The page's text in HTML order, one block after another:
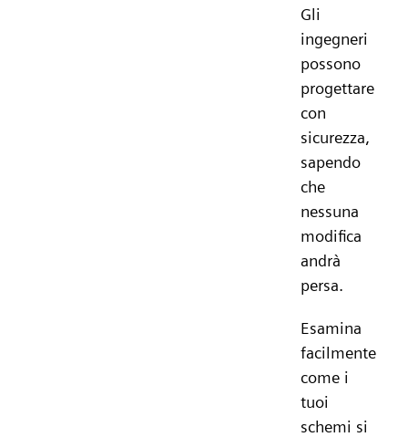
Gli
ingegneri
possono
progettare
con
sicurezza,
sapendo
che
nessuna
modifica
andrà
persa.
Esamina
facilmente
come i
tuoi
schemi si